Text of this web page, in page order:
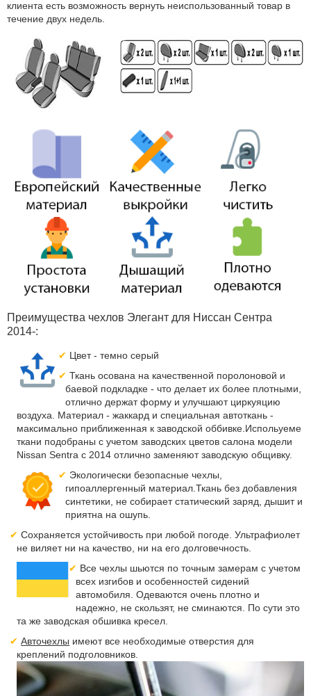
клиента есть возможность вернуть неиспользованный товар в
течение двух недель.
Преимущества чехлов Элегант для Ниссан Сентра
2014-:
Цвет - темно серый
Ткань осована на качественной поролоновой и
баевой подкладке - что делает их более плотными,
отлично держат форму и улучшают циркуяцию
воздуха. Материал - жаккард и специальная автоткань -
максимально приближенная к заводской оббивке.Испольуеме
ткани подобраны с учетом заводских цветов салона модели
Nissan Sentra с 2014 отлично заменяют заводскую общивку.
Экологически безопасные чехлы,
гипоаллергенный материал.Ткань без добавления
синтетики, не собирает статический заряд, дышит и
приятна на ошупь.
Сохраняется устойчивость при любой погоде. Ультрафиолет
не виляет ни на качество, ни на его долговечность.
Все чехлы шьются по точным замерам с учетом
всех изгибов и особенностей сидений
автомобиля. Одеваются очень плотно и
надежно, не скользят, не сминаются. По сути это
та же заводская обшивка кресел.
Авточехлы имеют все необходимые отверстия для
креплений подголовников.